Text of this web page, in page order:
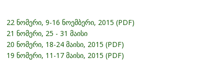
22 ნომერი, 9-16 ნოემბერი, 2015 (PDF)
21 ნომერი, 25 - 31 მაისი
20 ნომერი, 18-24 მაისი, 2015 (PDF)
19 ნომერი, 11-17 მაისი, 2015 (PDF)